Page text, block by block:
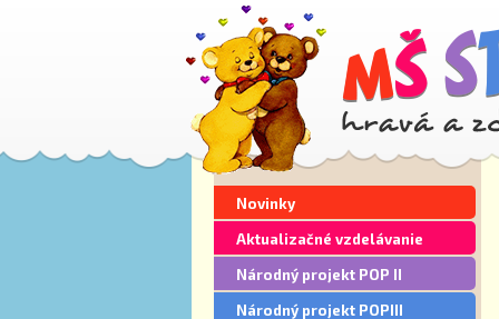
Novinky
Aktualizačné vzdelávanie
Národný projekt POP II
Národný projekt POPIII